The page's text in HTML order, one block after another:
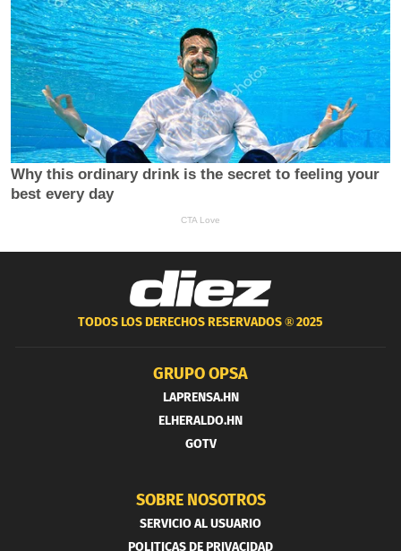
TODOS LOS DERECHOS RESERVADOS ®2025
GRUPO OPSA
LAPRENSA.HN
ELHERALDO.HN
GOTV
SOBRE NOSOTROS
SERVICIO AL USUARIO
POLITICAS DE PRIVACIDAD